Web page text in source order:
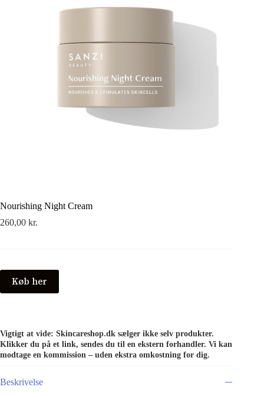
Nourishing Night Cream
260,00 kr.
Køb her
Vigtigt at vide: Skincareshop.dk sælger ikke selv produkter.
Klikker du på et link, sendes du til en ekstern forhandler. Vi kan
modtage en kommission – uden ekstra omkostning for dig.
Beskrivelse